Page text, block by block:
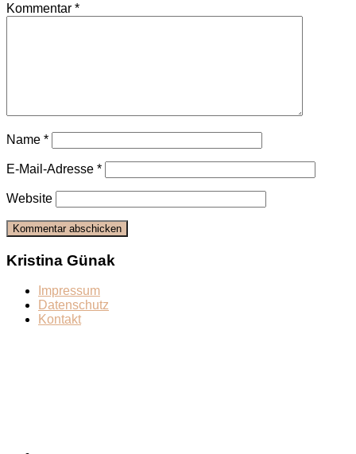
Kommentar *
Name *
E-Mail-Adresse *
Website
Kristina Günak
Impressum
Datenschutz
Kontakt